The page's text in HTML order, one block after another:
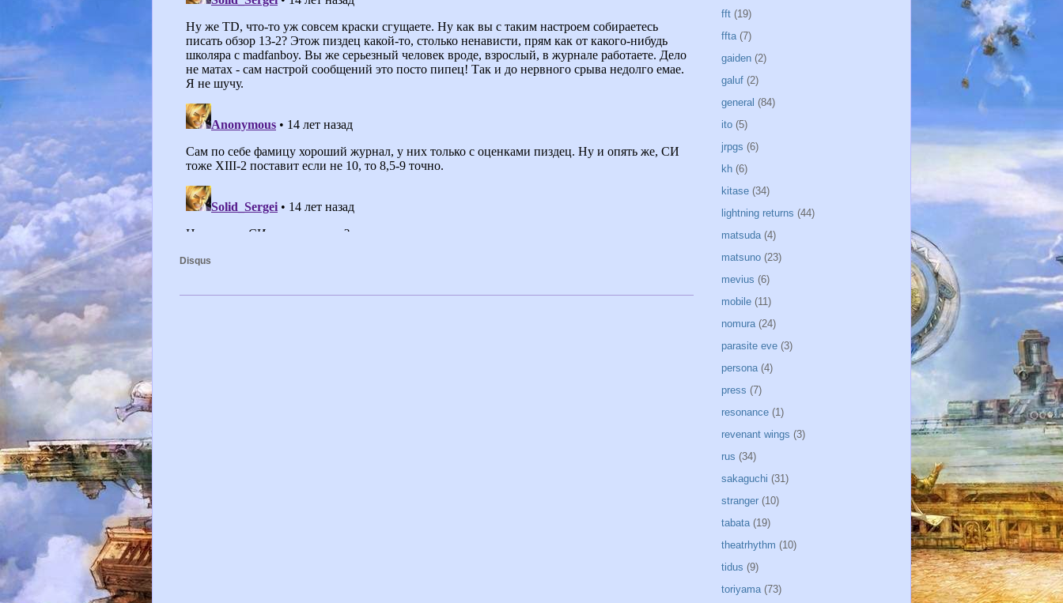
Disqus
fft (19)
ffta (7)
gaiden (2)
galuf (2)
general (84)
ito (5)
jrpgs (6)
kh (6)
kitase (34)
lightning returns (44)
matsuda (4)
matsuno (23)
mevius (6)
mobile (11)
nomura (24)
parasite eve (3)
persona (4)
press (7)
resonance (1)
revenant wings (3)
rus (34)
sakaguchi (31)
stranger (10)
tabata (19)
theatrhythm (10)
tidus (9)
toriyama (73)